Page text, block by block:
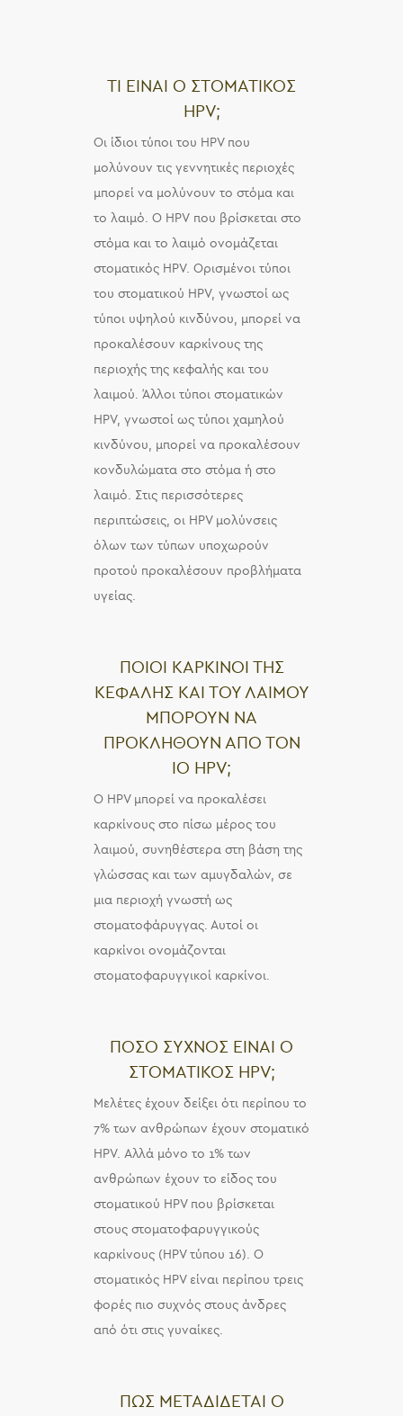
ΤΙ ΕΙΝΑΙ Ο ΣΤΟΜΑΤΙΚΟΣ
HPV;
Οι ίδιοι τύποι του HPV που
μολύνουν τις γεννητικές περιοχές
μπορεί να μολύνουν το στόμα και
το λαιμό. Ο HPV που βρίσκεται στο
στόμα και το λαιμό ονομάζεται
στοματικός HPV. Ορισμένοι τύποι
του στοματικού HPV, γνωστοί ως
τύποι υψηλού κινδύνου, μπορεί να
προκαλέσουν καρκίνους της
περιοχής της κεφαλής και του
λαιμού. Άλλοι τύποι στοματικών
HPV, γνωστοί ως τύποι χαμηλού
κινδύνου, μπορεί να προκαλέσουν
κονδυλώματα στο στόμα ή στο
λαιμό. Στις περισσότερες
περιπτώσεις, οι HPV μολύνσεις
όλων των τύπων υποχωρούν
προτού προκαλέσουν προβλήματα
υγείας.
ΠΟΙΟΙ ΚΑΡΚΙΝΟΙ ΤΗΣ
ΚΕΦΑΛΗΣ ΚΑΙ ΤΟΥ ΛΑΙΜΟΥ
ΜΠΟΡΟΥΝ ΝΑ
ΠΡΟΚΛΗΘΟΥΝ ΑΠΟ ΤΟΝ
ΙΟ HPV;
Ο HPV μπορεί να προκαλέσει
καρκίνους στο πίσω μέρος του
λαιμού, συνηθέστερα στη βάση της
γλώσσας και των αμυγδαλών, σε
μια περιοχή γνωστή ως
στοματοφάρυγγας. Αυτοί οι
καρκίνοι ονομάζονται
στοματοφαρυγγικοί καρκίνοι.
ΠΟΣΟ ΣΥΧΝΟΣ ΕΙΝΑΙ Ο
ΣΤΟΜΑΤΙΚΟΣ HPV;
Μελέτες έχουν δείξει ότι περίπου το
7% των ανθρώπων έχουν στοματικό
HPV. Αλλά μόνο το 1% των
ανθρώπων έχουν το είδος του
στοματικού HPV που βρίσκεται
στους στοματοφαρυγγικούς
καρκίνους (HPV τύπου 16). Ο
στοματικός HPV είναι περίπου τρεις
φορές πιο συχνός στους άνδρες
από ότι στις γυναίκες.
ΠΩΣ ΜΕΤΑΔΙΔΕΤΑΙ Ο